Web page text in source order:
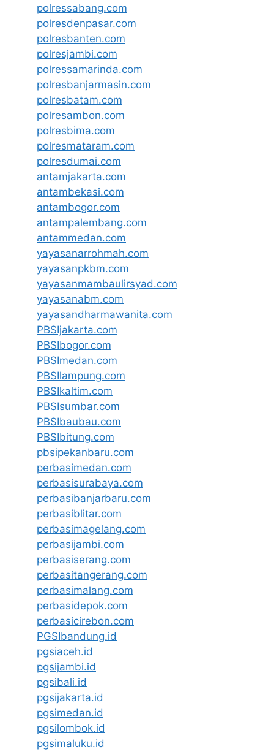
polressabang.com
polresdenpasar.com
polresbanten.com
polresjambi.com
polressamarinda.com
polresbanjarmasin.com
polresbatam.com
polresambon.com
polresbima.com
polresmataram.com
polresdumai.com
antamjakarta.com
antambekasi.com
antambogor.com
antampalembang.com
antammedan.com
yayasanarrohmah.com
yayasanpkbm.com
yayasanmambaulirsyad.com
yayasanabm.com
yayasandharmawanita.com
PBSIjakarta.com
PBSIbogor.com
PBSImedan.com
PBSIlampung.com
PBSIkaltim.com
PBSIsumbar.com
PBSIbaubau.com
PBSIbitung.com
pbsipekanbaru.com
perbasimedan.com
perbasisurabaya.com
perbasibanjarbaru.com
perbasiblitar.com
perbasimagelang.com
perbasijambi.com
perbasiserang.com
perbasitangerang.com
perbasimalang.com
perbasidepok.com
perbasicirebon.com
PGSIbandung.id
pgsiaceh.id
pgsijambi.id
pgsibali.id
pgsijakarta.id
pgsimedan.id
pgsilombok.id
pgsimaluku.id